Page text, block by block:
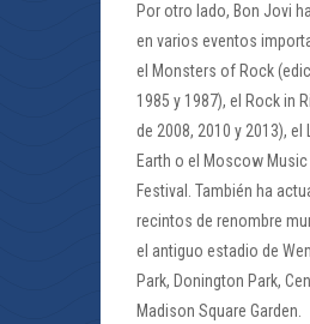
Por otro lado, Bon Jovi
en varios eventos
el Monsters of Rock
1985 y 1987), el Rock in
de 2008, 2010 y 2013), el
Earth o el Moscow
Festival. También ha
recintos de renombre
el antiguo estadio de
Park, Donington Park,
Madison Square Garden.